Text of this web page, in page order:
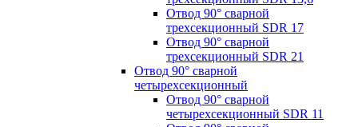
Отвод 90° сварной
трехсекционный SDR 17
Отвод 90° сварной
трехсекционный SDR 21
Отвод 90° сварной
четырехсекционный
Отвод 90° сварной
четырехсекционный SDR 11